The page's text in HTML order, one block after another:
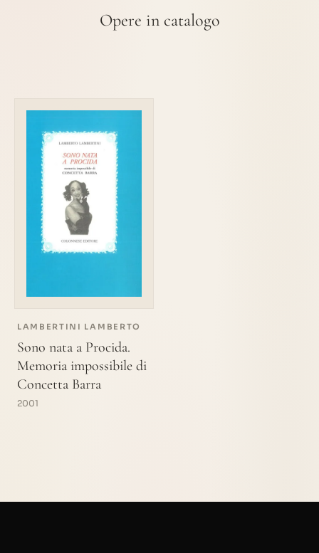
Opere in catalogo
LAMBERTINI LAMBERTO
Sono nata a Procida.
Memoria impossibile di
Concetta Barra
2001